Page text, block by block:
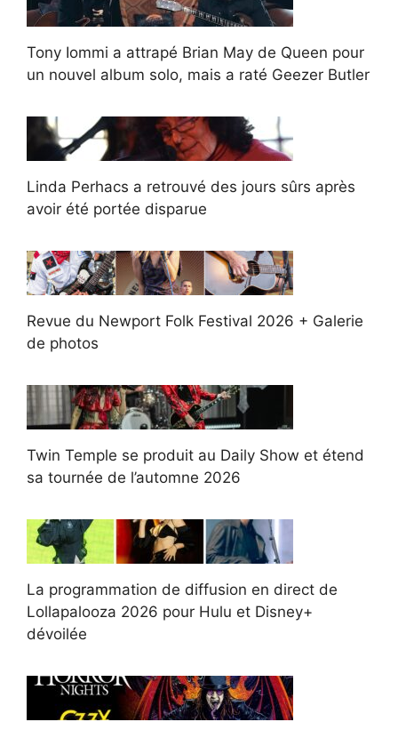
Tony Iommi a attrapé Brian May de Queen pour
un nouvel album solo, mais a raté Geezer Butler
Linda Perhacs a retrouvé des jours sûrs après
avoir été portée disparue
Revue du Newport Folk Festival 2026 + Galerie
de photos
Twin Temple se produit au Daily Show et étend
sa tournée de l’automne 2026
La programmation de diffusion en direct de
Lollapalooza 2026 pour Hulu et Disney+
dévoilée